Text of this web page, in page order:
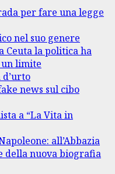
per fare una legge
nel suo genere
Ceuta la politica ha
un limite
news sul cibo
a “La Vita in
all’Abbazia
della nuova biografia